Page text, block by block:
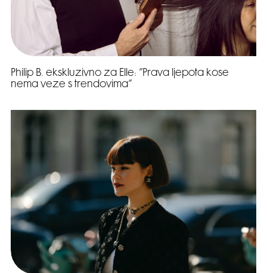
Philip B. ekskluzivno za Elle: ”Prava ljepota kose
nema veze s trendovima”